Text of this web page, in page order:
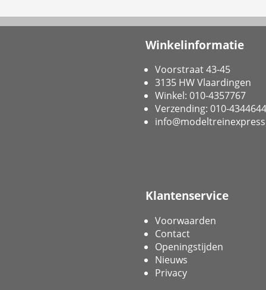
Winkelinformatie
Voorstraat 43-45
3135 HW Vlaardingen
Winkel: 010-4357767
Verzending: 010-4344644
Klantenservice
Voorwaarden
Contact
Openingstijden
Nieuws
Privacy